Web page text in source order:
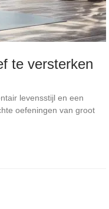
te versterken
levensstijl en een
oefeningen van groot